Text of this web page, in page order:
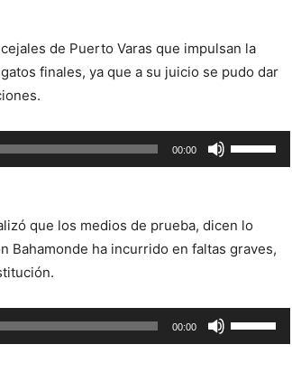
de Puerto Varas que impulsan la
finales, ya que a su juicio se pudo dar
00:00
las
flecha
arriba/abajo
aumentar
o
que los medios de prueba, dicen lo
Bahamonde ha incurrido en faltas graves,
00:00
las